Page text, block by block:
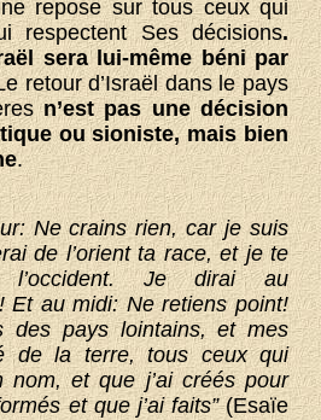
repose sur tous ceux qui
respectent Ses décisions.
sera lui-même béni par
retour d’Israël dans le pays
n’est pas une décision
ou sioniste, mais bien
.
Ne crains rien, car je suis
de l’orient ta race, et je te
l’occident. Je dirai au
Et au midi: Ne retiens point!
des pays lointains, et mes
de la terre, tous ceux qui
nom, et que j’ai créés pour
et que j’ai faits”(Esaïe